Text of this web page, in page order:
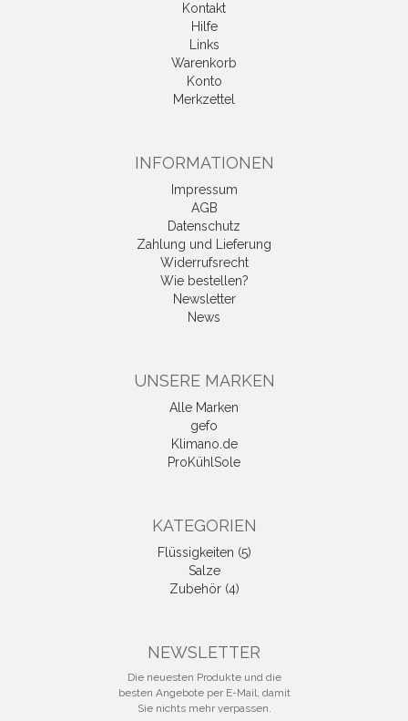
Kontakt
Hilfe
Links
Warenkorb
Konto
Merkzettel
INFORMATIONEN
Impressum
AGB
Datenschutz
Zahlung und Lieferung
Widerrufsrecht
Wie bestellen?
Newsletter
News
UNSERE MARKEN
Alle Marken
gefo
Klimano.de
ProKühlSole
KATEGORIEN
Flüssigkeiten (5)
Salze
Zubehör (4)
NEWSLETTER
Die neuesten Produkte und die
besten Angebote per E-Mail, damit
Sie nichts mehr verpassen.